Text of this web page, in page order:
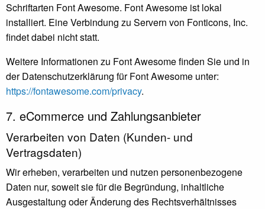
Schriftarten Font Awesome. Font Awesome ist lokal
installiert. Eine Verbindung zu Servern von Fonticons, Inc.
findet dabei nicht statt.
Weitere Informationen zu Font Awesome finden Sie und in
der Datenschutzerklärung für Font Awesome unter:
https://fontawesome.com/privacy.
7. eCommerce und Zahlungs­anbieter
Verarbeiten von Daten (Kunden- und
Vertragsdaten)
Wir erheben, verarbeiten und nutzen personenbezogene
Daten nur, soweit sie für die Begründung, inhaltliche
Ausgestaltung oder Änderung des Rechtsverhältnisses